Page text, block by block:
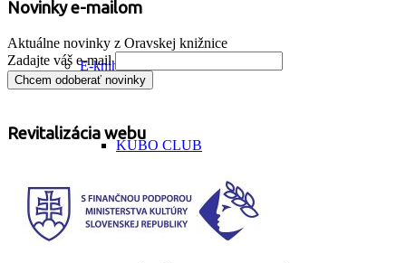
E-knihy
KUBO CLUB
Databázy GALE
Novinky e-mailom
Aktuálne novinky z Oravskej knižnice
Zadajte váš e-mail
Revitalizácia webu